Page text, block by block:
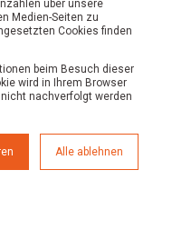
über unsere
Medien-Seiten zu
Cookies finden
beim Besuch dieser
wird in Ihrem Browser
nachverfolgt werden
Alle ablehnen